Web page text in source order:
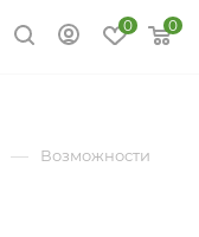
0 0
— Возможности